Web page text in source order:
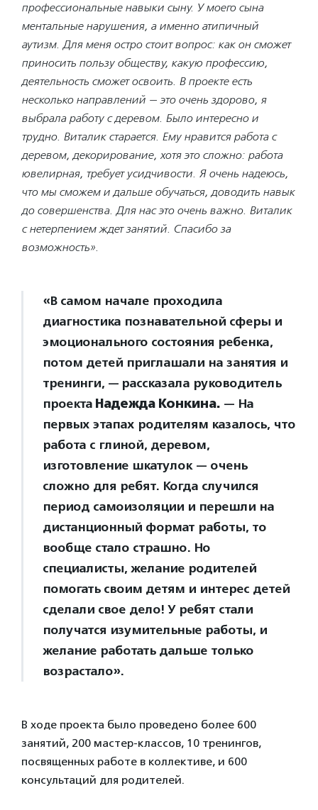
профессиональные навыки сыну. У моего сына
ментальные нарушения, а именно атипичный
аутизм. Для меня остро стоит вопрос: как он сможет
приносить пользу обществу, какую профессию,
деятельность сможет освоить. В проекте есть
несколько направлений — это очень здорово, я
выбрала работу с деревом. Было интересно и
трудно. Виталик старается. Ему нравится работа с
деревом, декорирование, хотя это сложно: работа
ювелирная, требует усидчивости. Я очень надеюсь,
что мы сможем и дальше обучаться, доводить навык
до совершенства. Для нас это очень важно. Виталик
с нетерпением ждет занятий. Спасибо за
возможность».
«В самом начале проходила
диагностика познавательной сферы и
эмоционального состояния ребенка,
потом детей приглашали на занятия и
тренинги, — рассказала руководитель
проекта Надежда Конкина. — На
первых этапах родителям казалось, что
работа с глиной, деревом,
изготовление шкатулок — очень
сложно для ребят. Когда случился
период самоизоляции и перешли на
дистанционный формат работы, то
вообще стало страшно. Но
специалисты, желание родителей
помогать своим детям и интерес детей
сделали свое дело! У ребят стали
получатся изумительные работы, и
желание работать дальше только
возрастало».
В ходе проекта было проведено более 600
занятий, 200 мастер-классов, 10 тренингов,
посвященных работе в коллективе, и 600
консультаций для родителей.